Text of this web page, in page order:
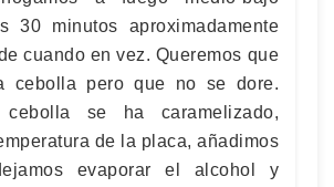
30 minutos aproximadamente
cuando en vez. Queremos que
cebolla pero que no se dore.
se ha caramelizado,
de la placa, añadimos
evaporar el alcohol y